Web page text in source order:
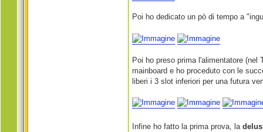
Poi ho dedicato un pò di tempo a
Poi ho preso prima l'alimentatore
mainboard e ho proceduto con le
liberi i 3 slot inferiori per una futura
Infine ho fatto la prima prova, la